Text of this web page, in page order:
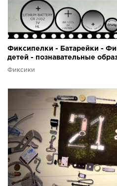
Фиксипелки - Батарейки -
детей - познавательные
Фиксики